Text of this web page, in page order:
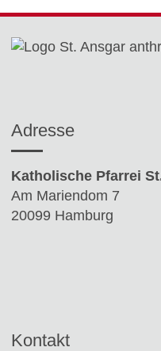
Adresse
Katholische Pfarrei
Am Mariendom 7
20099 Hamburg
Kontakt